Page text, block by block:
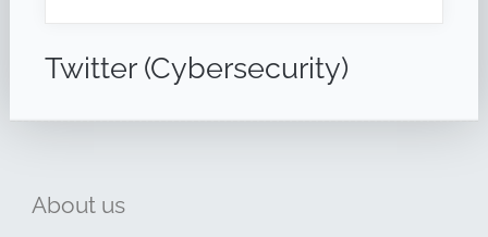
Twitter (Cybersecurity)
About us